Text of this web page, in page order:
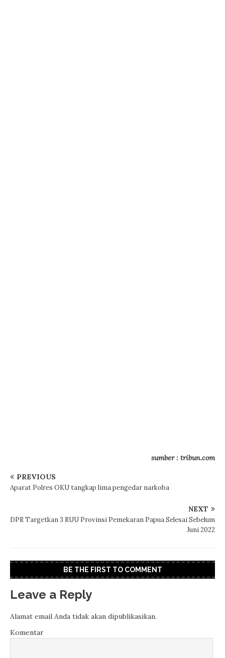
sumber : tribun.com
PREVIOUS
Aparat Polres OKU tangkap lima pengedar narkoba
NEXT
DPR Targetkan 3 RUU Provinsi Pemekaran Papua Selesai Sebelum
Juni 2022
BE THE FIRST TO COMMENT
Leave a Reply
Alamat email Anda tidak akan dipublikasikan.
Komentar